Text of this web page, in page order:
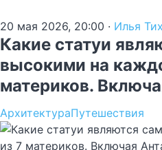
20 мая 2026, 20:00 · Илья
Какие статуи
высокими на
материков.
АрхитектураПутешествия